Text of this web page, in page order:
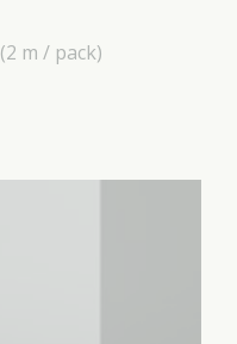
(2 m / pack)